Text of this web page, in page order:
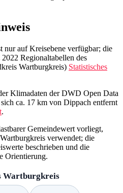
auf Kreisebene verfügbar; die
2022 Regionaltabellen des
Wartburgkreis) Statistisches
Klimadaten der DWD Open Data
ca. 17 km von Dippach entfernt
.
Gemeindewert vorliegt,
verwendet; die
beschrieben und die
Orientierung.
Wartburgkreis